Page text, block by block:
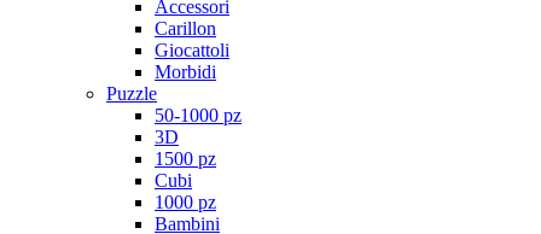
Accessori
Carillon
Giocattoli
Morbidi
Puzzle
50-1000 pz
3D
1500 pz
Cubi
1000 pz
Bambini